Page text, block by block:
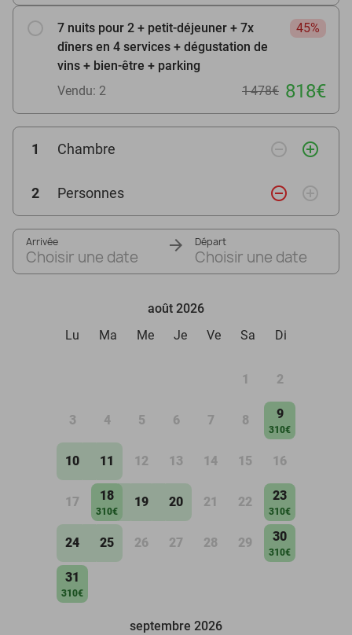
7 nuits pour 2 + petit-déjeuner + 7x
dîners en 4 services + dégustation de
vins + bien-être + parking
45%
Vendu: 2 1 478€ 818€
1 Chambre remove_circle_outline add_circle_outline
2 Personnes remove_circle_outline add_circle_outline
Arrivée
Choisir une date
Départ
Choisir une date
août 2026
Lu
Ma Me Je Ve Sa Di
1 2
3 4 5 6 7 8 9
310€
10 11 12 13 14 15 16
17 18
310€
19 20 21 22 23
310€
24 25 26 27 28 29 30
310€
31
310€
septembre 2026